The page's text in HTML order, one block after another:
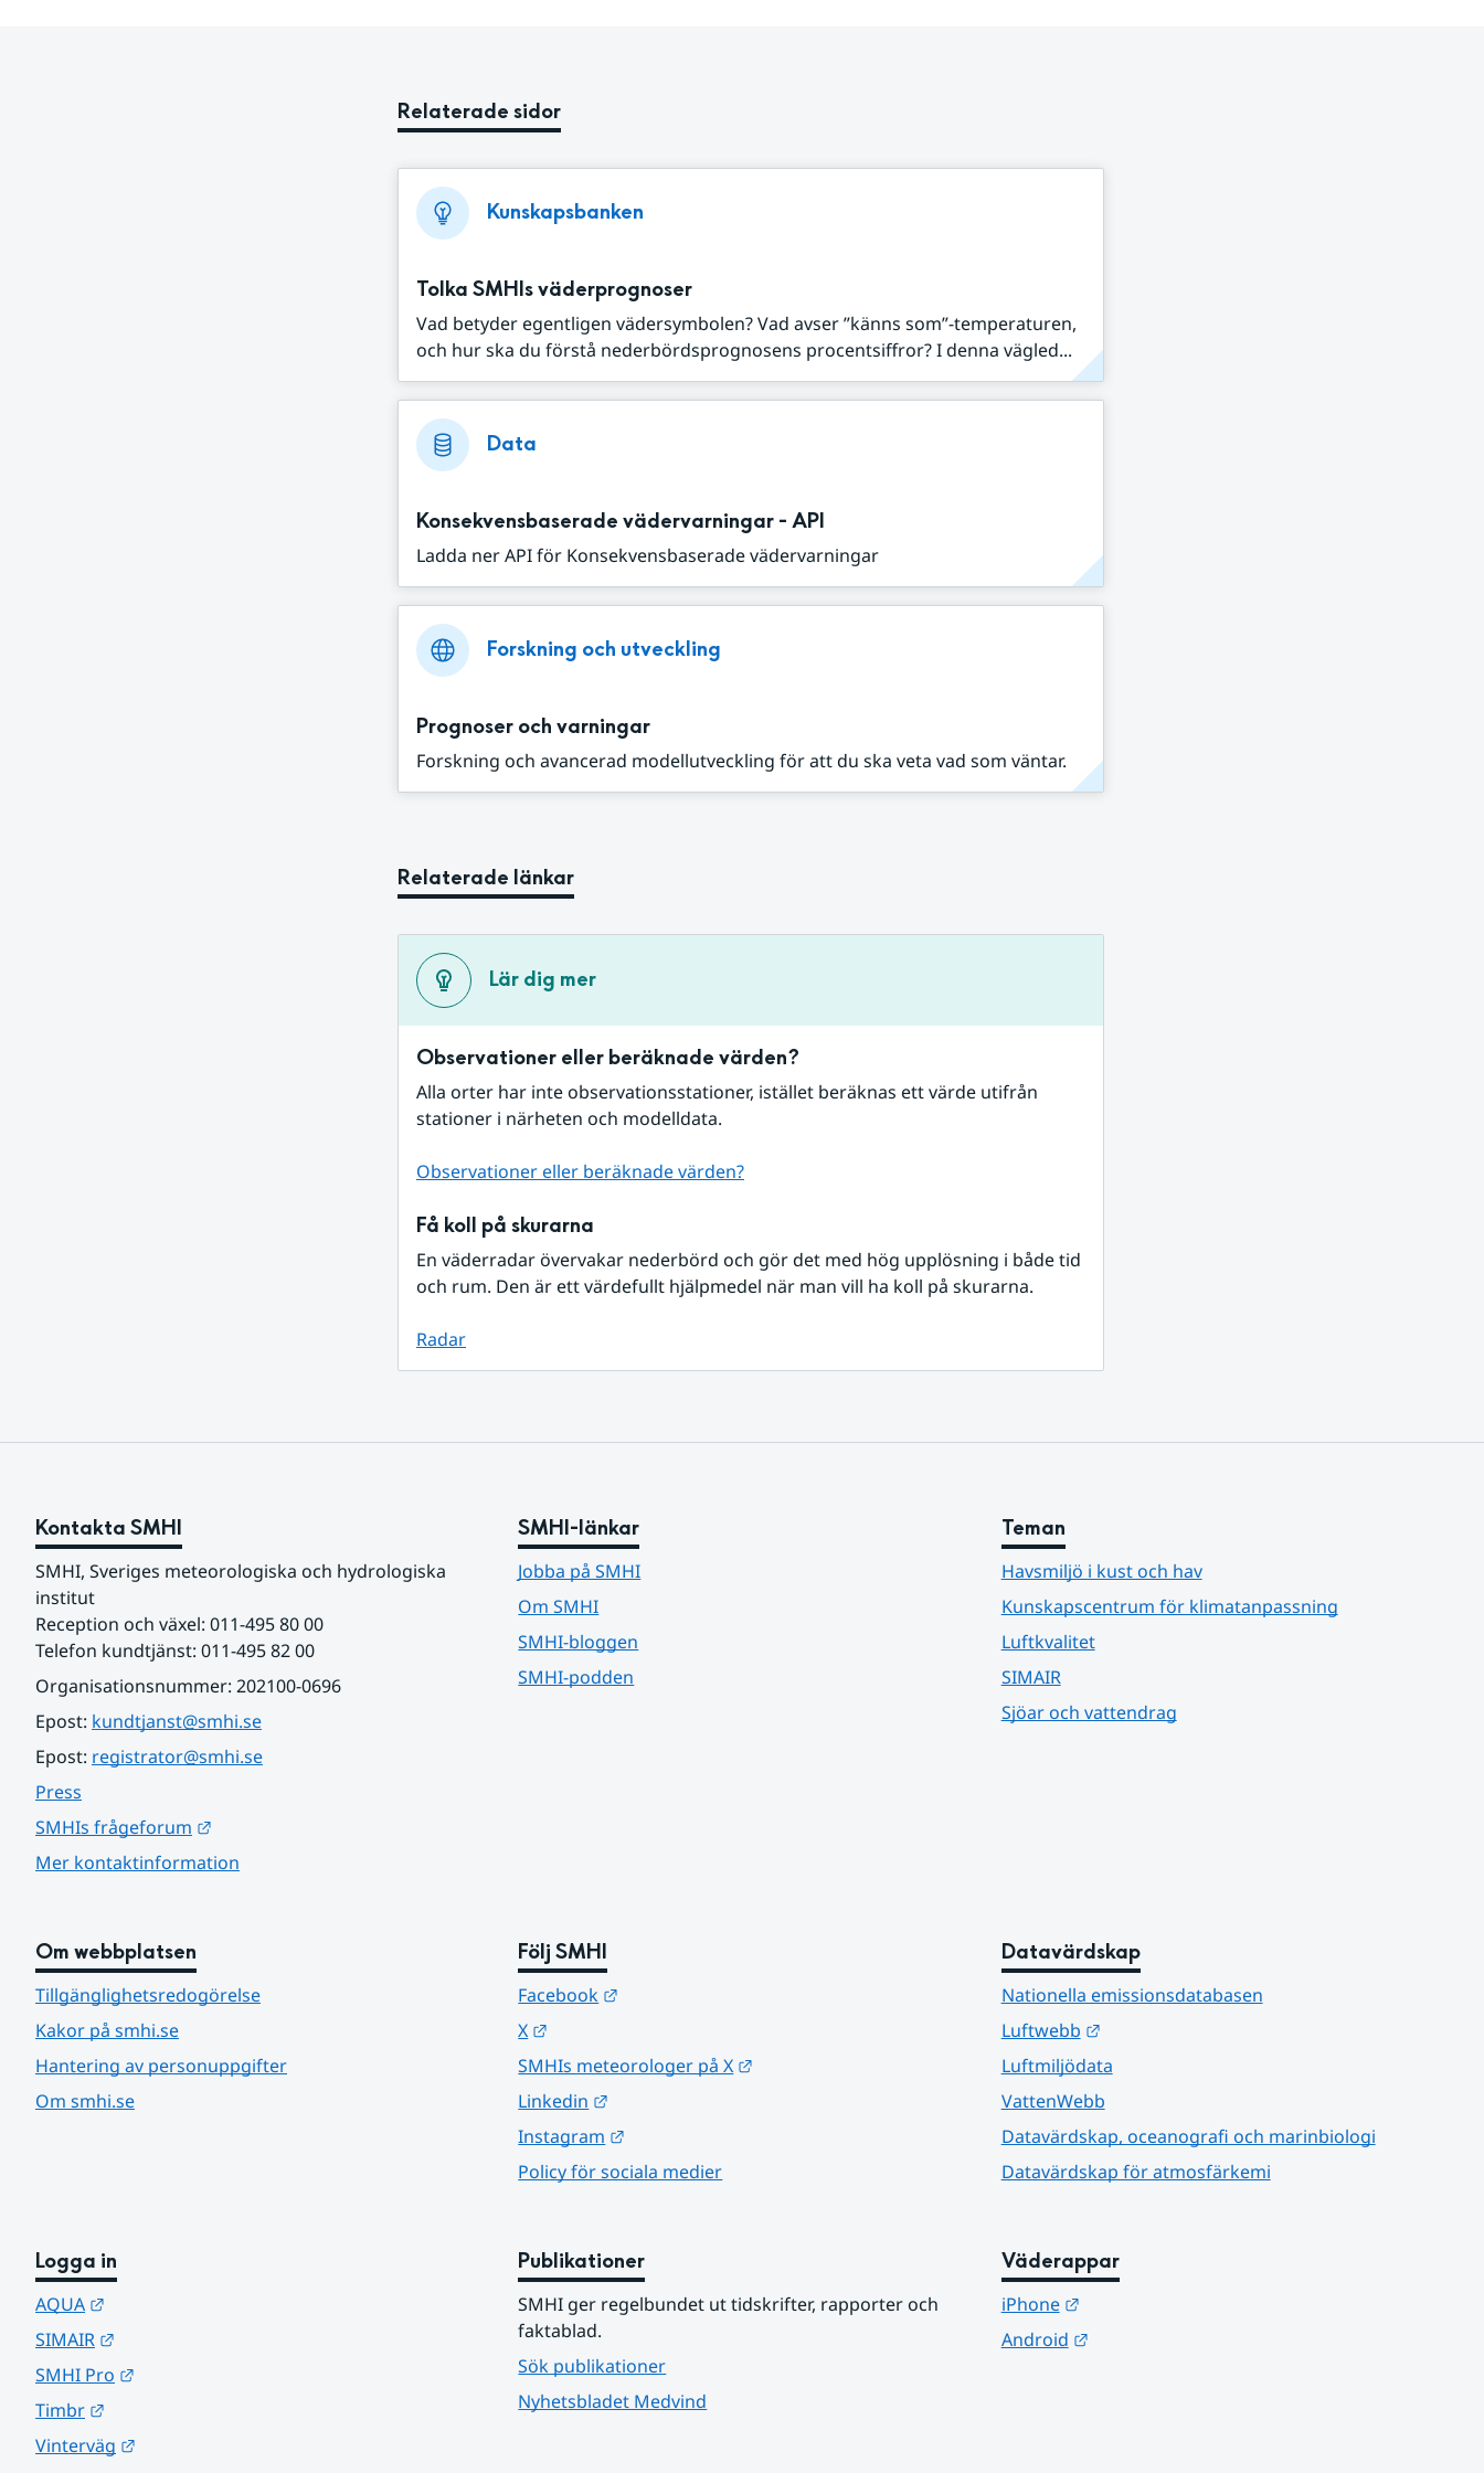
Relaterade sidor
Kunskapsbanken
Tolka SMHIs väderprognoser
Vad betyder egentligen vädersymbolen? Vad avser ”känns som”-temperaturen,
och hur ska du förstå nederbördsprognosens procentsiffror? I denna vägled...
Data
Konsekvensbaserade vädervarningar - API
Ladda ner API för Konsekvensbaserade vädervarningar
Forskning och utveckling
Prognoser och varningar
Forskning och avancerad modellutveckling för att du ska veta vad som väntar.
Relaterade länkar
Lär dig mer
Observationer eller beräknade värden?
Alla orter har inte observationsstationer, istället beräknas ett värde utifrån
stationer i närheten och modelldata.
Observationer eller beräknade värden?
Få koll på skurarna
En väderradar övervakar nederbörd och gör det med hög upplösning i både tid
och rum. Den är ett värdefullt hjälpmedel när man vill ha koll på skurarna.
Radar
Kontakta SMHI
SMHI, Sveriges meteorologiska och hydrologiska
institut
Reception och växel: 011-495 80 00
Telefon kundtjänst: 011-495 82 00
Organisationsnummer: 202100-0696
Epost: kundtjanst@smhi.se
Epost: registrator@smhi.se
Press
SMHIs frågeforum
Mer kontaktinformation
SMHI-länkar
Jobba på SMHI
Om SMHI
SMHI-bloggen
SMHI-podden
Teman
Havsmiljö i kust och hav
Kunskapscentrum för klimatanpassning
Luftkvalitet
SIMAIR
Sjöar och vattendrag
Om webbplatsen
Tillgänglighetsredogörelse
Kakor på smhi.se
Hantering av personuppgifter
Om smhi.se
Följ SMHI
Facebook
X
SMHIs meteorologer på X
Linkedin
Instagram
Policy för sociala medier
Datavärdskap
Nationella emissionsdatabasen
Luftwebb
Länk till annan webbplats.
Luftmiljödata
VattenWebb
Datavärdskap, oceanografi och marinbiologi
Datavärdskap för atmosfärkemi
Logga in
AQUA
SIMAIR
SMHI Pro
Timbr
Vinterväg
Publikationer
SMHI ger regelbundet ut tidskrifter, rapporter och
faktablad.
Sök publikationer
Nyhetsbladet Medvind
Väderappar
iPhone
Länk till annan webbplats.
Android
Länk till annan webbplats.